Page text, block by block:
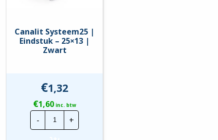
Canalit Systeem25 |
Eindstuk – 25×13 |
Zwart
€1,32
€1,60inc. btw
-
Canalit
Systeem25
|
+